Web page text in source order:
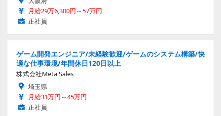
月給29万6,300円～57万円
正社員
ゲーム開発エンジニア/未経験歓迎/ゲームのシステム構築/快
適な仕事環境/年間休日120日以上
株式会社Meta Sales
埼玉県
月給31万円～45万円
正社員